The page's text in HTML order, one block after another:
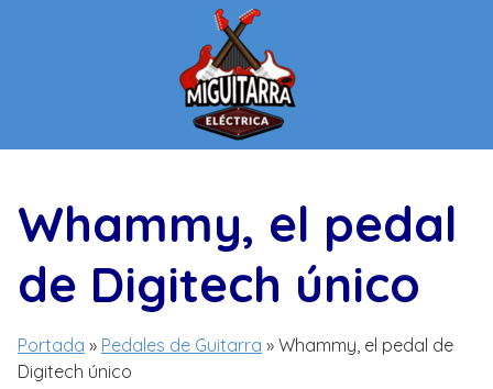
Whammy, el pedal
de Digitech único
Portada » Pedales de Guitarra » Whammy, el pedal de
Digitech único